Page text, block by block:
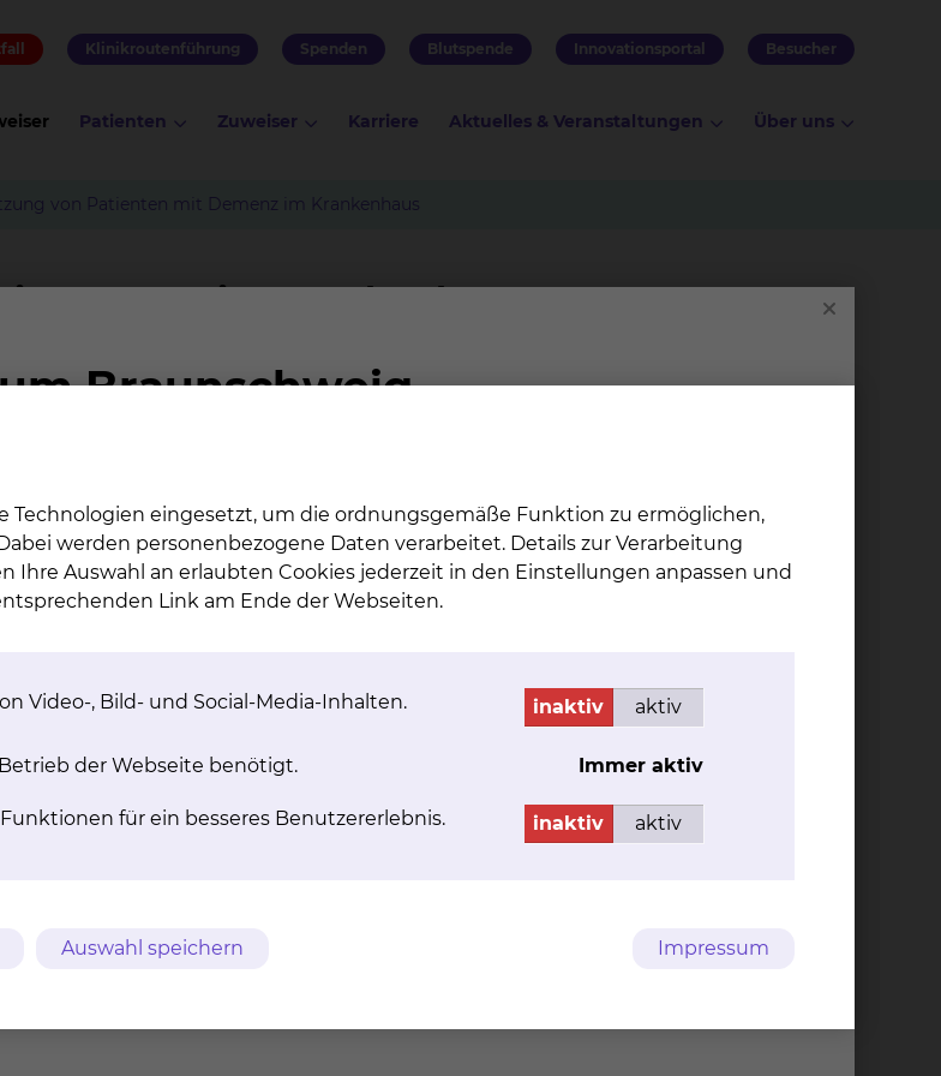
Klinikroutenführung Spenden Blutspende Innovationsportal Besucher
Patienten Zuweiser Karriere Aktuelles & Veranstaltungen Über uns
von Patienten mit Demenz im Krankenhaus
Demenz im Krankenhaus
und vertrauten Raum für ihren Alltag. Dieser Raum geht verloren, wenn eine
mit den diagnostischen und therapeutischen Maßnahmen klar durchstrukturiert
Technologien eingesetzt, um die ordnungsgemäße Funktion zu ermöglichen,
werden personenbezogene Daten verarbeitet. Details zur Verarbeitung
Ihre Auswahl an erlaubten Cookies jederzeit in den Einstellungen anpassen und
Link am Ende der Webseiten.
Video-, Bild- und Social-Media-Inhalten. inaktiv aktiv
der Webseite benötigt. Immer aktiv
für ein besseres Benutzererlebnis. inaktiv aktiv
Auswahl speichern Impressum